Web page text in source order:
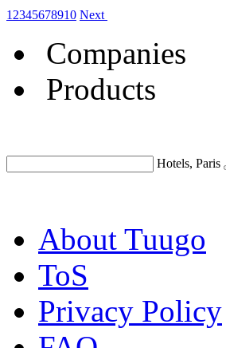
1 2345678910 Next
Companies
Products
Hotels, Paris
About Tuugo
ToS
Privacy Policy